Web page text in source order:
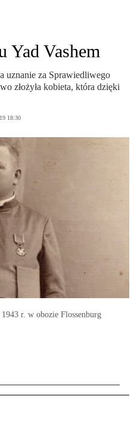
Yad Vashem
uznanie za Sprawiedliwego
złożyła kobieta, która dzięki
18:30
r. w obozie Flossenburg